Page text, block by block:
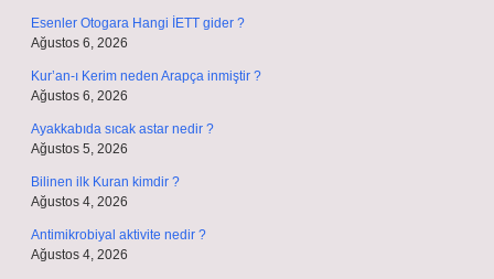
Esenler Otogara Hangi İETT gider ?
Ağustos 6, 2026
Kur’an-ı Kerim neden Arapça inmiştir ?
Ağustos 6, 2026
Ayakkabıda sıcak astar nedir ?
Ağustos 5, 2026
Bilinen ilk Kuran kimdir ?
Ağustos 4, 2026
Antimikrobiyal aktivite nedir ?
Ağustos 4, 2026